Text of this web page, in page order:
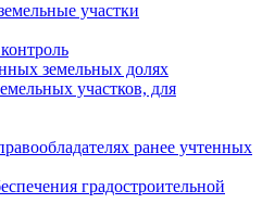
участки
земельных долях
участков, для
ранее учтенных
градостроительной